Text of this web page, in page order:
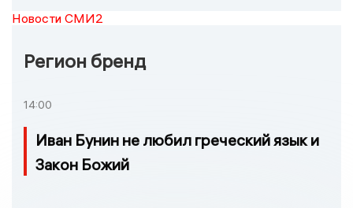
Новости СМИ2
Регион бренд
14:00
Иван Бунин не любил греческий язык и
Закон Божий